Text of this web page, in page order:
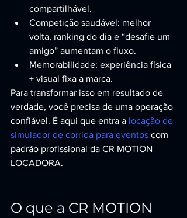
compartilhável.
Competição saudável: melhor
volta, ranking do dia e “desafie um
amigo” aumentam o fluxo.
Memorabilidade: experiência física
+ visual fixa a marca.
Para transformar isso em resultado de
verdade, você precisa de uma operação
confiável. É aqui que entra a locação de
simulador de corrida para eventos com
padrão profissional da CR MOTION
LOCADORA.
O que a CR MOTION